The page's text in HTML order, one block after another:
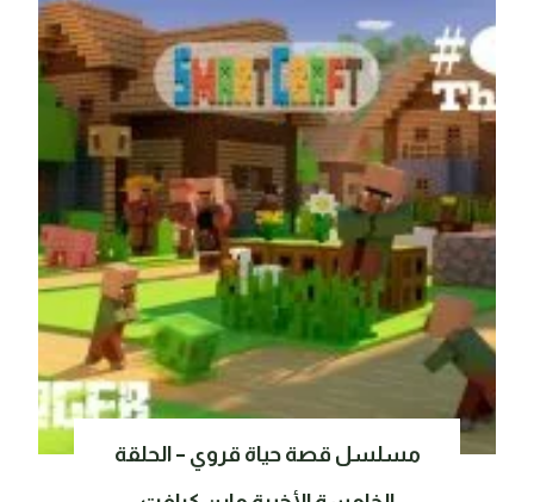
مسلسل قصة حياة قروي – الحلقة